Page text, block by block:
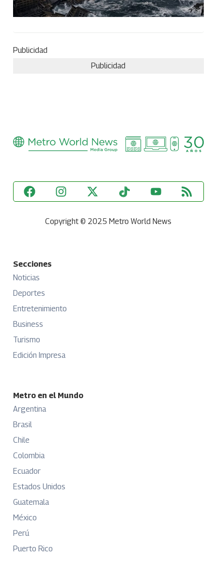
Publicidad
Publicidad
Copyright © 2025 Metro World News
Secciones
Noticias
Deportes
Entretenimiento
Business
Turismo
Edición Impresa
Metro en el Mundo
Argentina
Brasil
Chile
Colombia
Ecuador
Estados Unidos
Guatemala
México
Perú
Puerto Rico